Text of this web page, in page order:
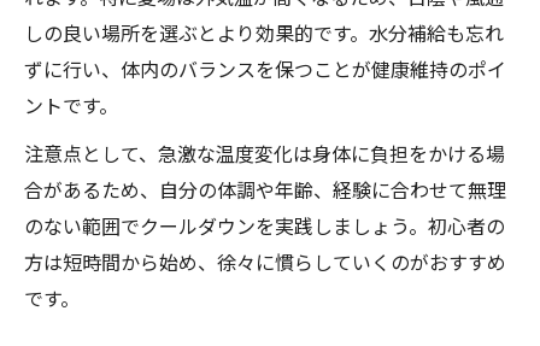
しの良い場所を選ぶとより効果的です。水分補給も忘れ
ずに行い、体内のバランスを保つことが健康維持のポイ
ントです。
注意点として、急激な温度変化は身体に負担をかける場
合があるため、自分の体調や年齢、経験に合わせて無理
のない範囲でクールダウンを実践しましょう。初心者の
方は短時間から始め、徐々に慣らしていくのがおすすめ
です。